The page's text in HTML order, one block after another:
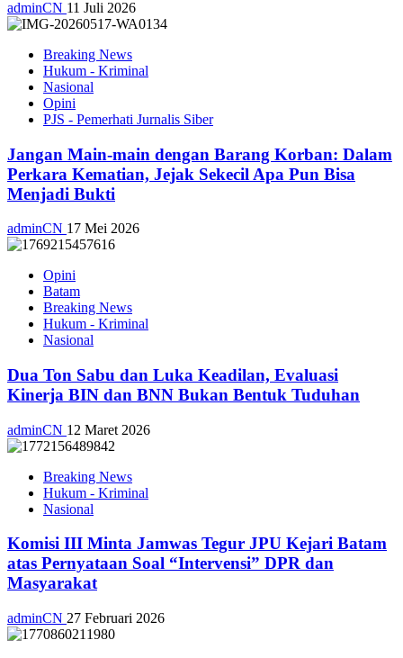
adminCN 11 Juli 2026
Breaking News
Hukum - Kriminal
Nasional
Opini
PJS - Pemerhati Jurnalis Siber
Jangan Main-main dengan Barang Korban: Dalam
Perkara Kematian, Jejak Sekecil Apa Pun Bisa
Menjadi Bukti
adminCN 17 Mei 2026
Opini
Batam
Breaking News
Hukum - Kriminal
Nasional
Dua Ton Sabu dan Luka Keadilan, Evaluasi
Kinerja BIN dan BNN Bukan Bentuk Tuduhan
adminCN 12 Maret 2026
Breaking News
Hukum - Kriminal
Nasional
Komisi III Minta Jamwas Tegur JPU Kejari Batam
atas Pernyataan Soal “Intervensi” DPR dan
Masyarakat
adminCN 27 Februari 2026